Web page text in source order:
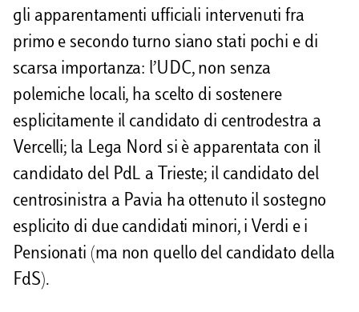
gli apparentamenti ufficiali intervenuti fra
primo e secondo turno siano stati pochi e di
scarsa importanza: l’UDC, non senza
polemiche locali, ha scelto di sostenere
esplicitamente il candidato di centrodestra a
Vercelli; la Lega Nord si è apparentata con il
candidato del PdL a Trieste; il candidato del
centrosinistra a Pavia ha ottenuto il sostegno
esplicito di due candidati minori, i Verdi e i
Pensionati (ma non quello del candidato della
FdS).